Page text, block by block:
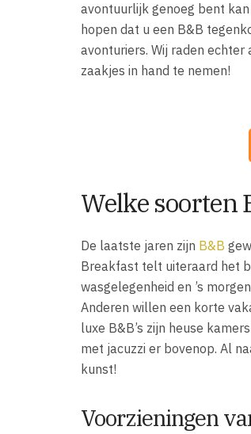
avontuurlijk genoeg bent
hopen dat u een B&B
avonturiers. Wij raden echter
zaakjes in hand te nemen!
Welke soorten
De laatste jaren zijn B&B
Breakfast telt uiteraard het
wasgelegenheid en ’s
Anderen willen een korte
luxe B&B’s zijn heuse
met jacuzzi er bovenop. Al
kunst!
Voorzieningen